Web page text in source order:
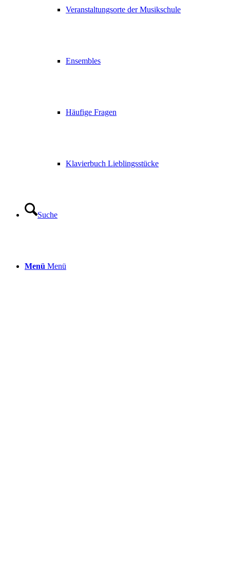
Veranstaltungsorte der Musikschule
Ensembles
Häufige Fragen
Klavierbuch Lieblingsstücke
Suche
Menü Menü